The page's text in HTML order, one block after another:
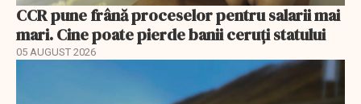
CCR pune frână proceselor pentru salarii mai
mari. Cine poate pierde banii ceruți statului
05 AUGUST 2026